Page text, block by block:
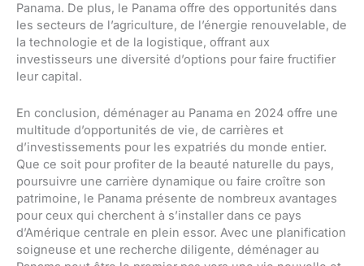
Panama. De plus, le Panama offre des opportunités dans
les secteurs de l’agriculture, de l’énergie renouvelable, de
la technologie et de la logistique, offrant aux
investisseurs une diversité d’options pour faire fructifier
leur capital.
En conclusion, déménager au Panama en 2024 offre une
multitude d’opportunités de vie, de carrières et
d’investissements pour les expatriés du monde entier.
Que ce soit pour profiter de la beauté naturelle du pays,
poursuivre une carrière dynamique ou faire croître son
patrimoine, le Panama présente de nombreux avantages
pour ceux qui cherchent à s’installer dans ce pays
d’Amérique centrale en plein essor. Avec une planification
soigneuse et une recherche diligente, déménager au